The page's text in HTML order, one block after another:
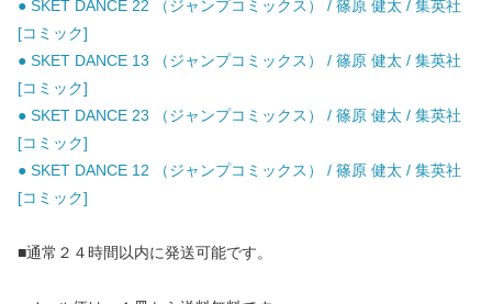
● SKET DANCE 22 （ジャンプコミックス） / 篠原 健太 / 集英社
[コミック]
● SKET DANCE 13 （ジャンプコミックス） / 篠原 健太 / 集英社
[コミック]
● SKET DANCE 23 （ジャンプコミックス） / 篠原 健太 / 集英社
[コミック]
● SKET DANCE 12 （ジャンプコミックス） / 篠原 健太 / 集英社
[コミック]
■通常２４時間以内に発送可能です。